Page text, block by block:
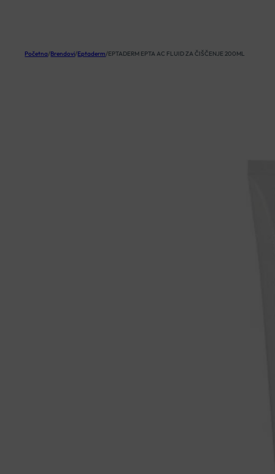
Početna/Brendovi/Eptaderm/EPTADERM EPTA AC FLUID ZA ČIŠČENJE 200ML